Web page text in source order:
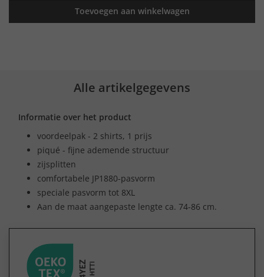
Toevoegen aan winkelwagen
Alle artikelgegevens
Informatie over het product
voordeelpak - 2 shirts, 1 prijs
piqué - fijne ademende structuur
zijsplitten
comfortabele JP1880-pasvorm
speciale pasvorm tot 8XL
Aan de maat aangepaste lengte ca. 74-86 cm.